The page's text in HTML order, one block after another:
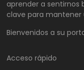
aprender a sentirnos
clave para mantener
Bienvenidos a su
Acceso rápido